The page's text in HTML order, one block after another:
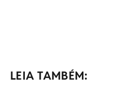
LEIA TAMBÉM: